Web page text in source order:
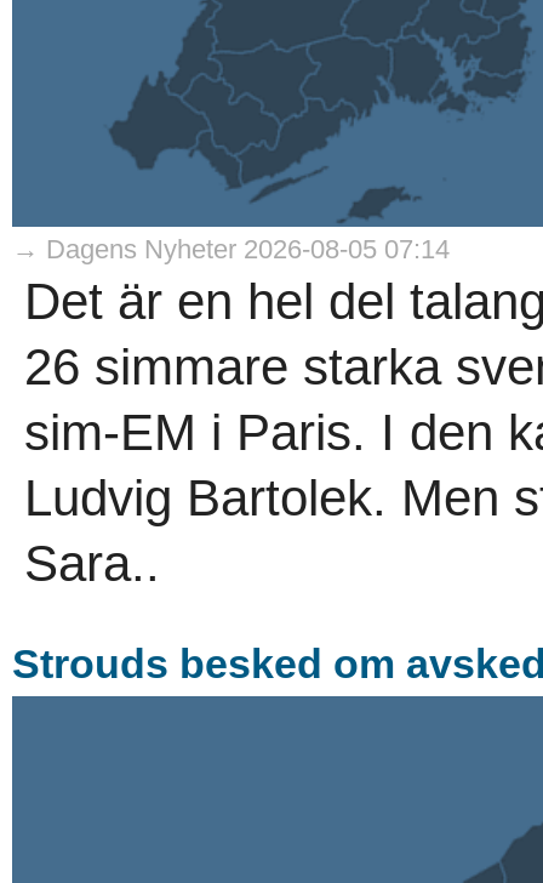
→ Dagens Nyheter 2026-08-05 07:14
Det är en hel del
26 simmare starka
sim-EM i Paris. I den
Ludvig Bartolek. Men
Sara..
Strouds besked om